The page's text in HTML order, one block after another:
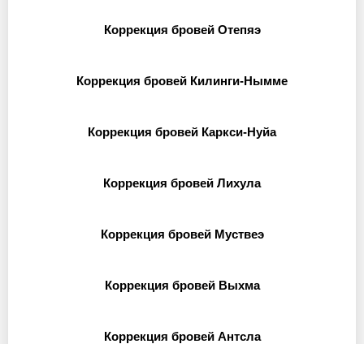
Коррекция бровей Отепяэ
Коррекция бровей Килинги-Нымме
Коррекция бровей Каркси-Нуйа
Коррекция бровей Лихула
Коррекция бровей Муствеэ
Коррекция бровей Выхма
Коррекция бровей Антсла